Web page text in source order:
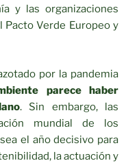
y las organizaciones
Pacto Verde Europeo y
por la pandemia
parece haber
. Sin embargo, las
mundial de los
el año decisivo para
la actuación y